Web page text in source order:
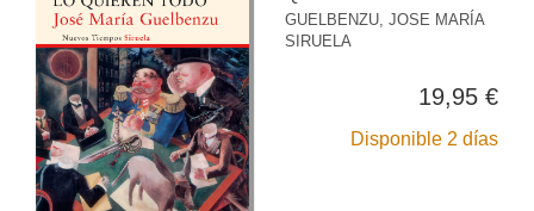
GUELBENZU, JOSE MARÍA
SIRUELA
19,95 €
Disponible 2 días